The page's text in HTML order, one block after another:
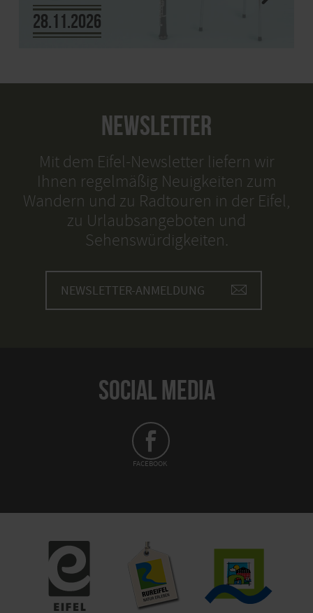
28.11.2026
NEWSLETTER
Mit dem Eifel-Newsletter liefern wir
Ihnen regelmäßig Neuigkeiten zum
Wandern und zu Radtouren in der Eifel,
zu Urlaubsangeboten und
Sehenswürdigkeiten.
NEWSLETTER-ANMELDUNG
SOCIAL MEDIA
FACEBOOK